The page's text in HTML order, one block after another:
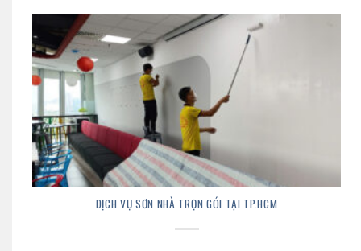
DỊCH VỤ SƠN NHÀ TRỌN GÓI TẠI TP.HCM